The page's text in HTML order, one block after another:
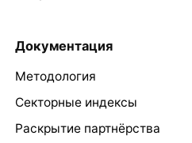
Документация
Методология
Секторные индексы
Раскрытие партнёрства